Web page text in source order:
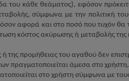
του κάθε θεάματος), εφόσον
σύμφωνα με την πολιτική
αφορά και στο ποσό που τυχόν
κόστος ακύρωσης ή μεταβολής
της προμήθειας του αγαθού δεν
πραγματοποιείται άμεσα στο χρήστη.
στο χρήστη σύμφωνα με